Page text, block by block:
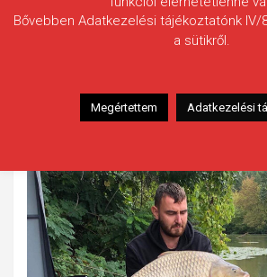
Tokai Roland
Halfaj: Tőponty
Fogott hal adatai: 10,50 kg
Bővebben Adatkezelési tájékoztatónk IV/
a sütikről.
Megértettem Adatkezelési